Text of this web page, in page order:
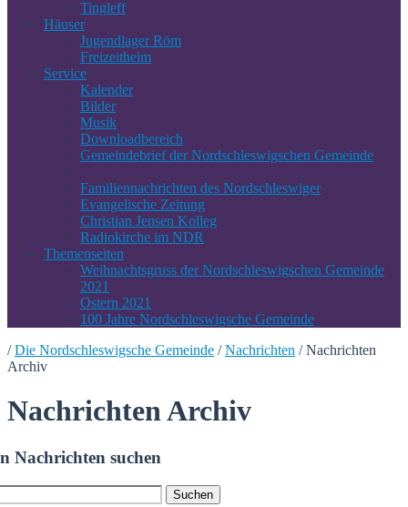
Tingleff
Häuser
Jugendlager Röm
Freizeitheim
Service
Kalender
Bilder
Musik
Downloadbereich
Gemeindebrief der Nordschleswigschen Gemeinde
Familiennachrichten des Nordschleswiger
Evangelische Zeitung
Christian Jensen Kolleg
Radiokirche im NDR
Themenseiten
Weihnachtsgruss der Nordschleswigschen Gemeinde
2021
Ostern 2021
100 Jahre Nordschleswigsche Gemeinde
/ Die Nordschleswigsche Gemeinde / Nachrichten /Nachrichten
Archiv
Nachrichten Archiv
Nachrichten suchen